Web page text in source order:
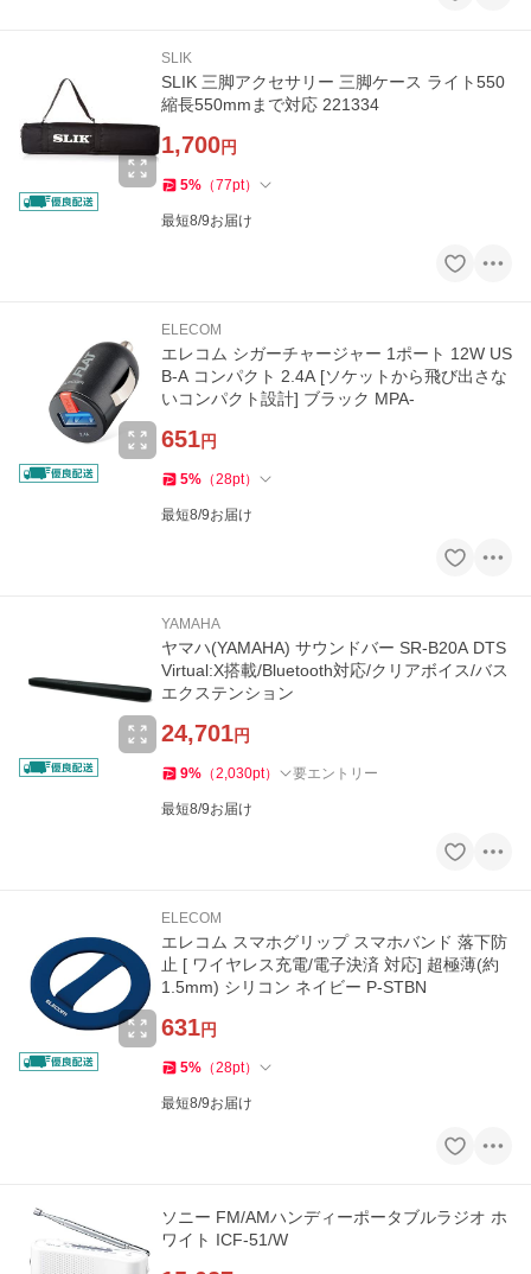
SLIK
SLIK 三脚アクセサリー 三脚ケース ライト550
縮長550mmまで対応 221334
1,700円
5% （77pt）
最短8/9お届け
ELECOM
エレコム シガーチャージャー 1ポート 12W US
B-A コンパクト 2.4A [ソケットから飛び出さな
いコンパクト設計] ブラック MPA-
651円
5% （28pt）
最短8/9お届け
YAMAHA
ヤマハ(YAMAHA) サウンドバー SR-B20A DTS
Virtual:X搭載/Bluetooth対応/クリアボイス/バス
エクステンション
24,701円
9% （2,030pt） 要エントリー
最短8/9お届け
ELECOM
エレコム スマホグリップ スマホバンド 落下防
止 [ ワイヤレス充電/電子決済 対応] 超極薄(約
1.5mm) シリコン ネイビー P-STBN
631円
5% （28pt）
最短8/9お届け
ソニー FM/AMハンディーポータブルラジオ ホ
ワイト ICF-51/W